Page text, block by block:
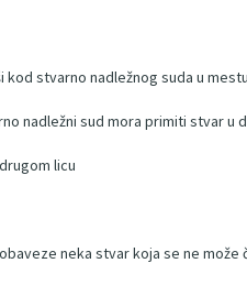
kod stvarno nadležnog suda u
nadležni sud mora primiti stvar
licu
neka stvar koja se ne